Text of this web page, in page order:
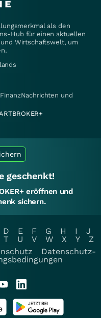
als den
Hub für einen aktuellen
Wirtschaftswelt, um
und
geschenkt!
eröffnen und
sichern.
D E F G H I
J
T U V W X Y
Z
Datenschutz-